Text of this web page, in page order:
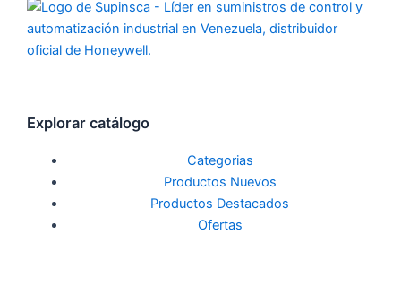
Explorar catálogo
Categorias
Productos Nuevos
Productos Destacados
Ofertas